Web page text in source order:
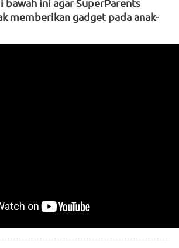
bawah ini agar SuperParents
memberikan gadget pada anak-